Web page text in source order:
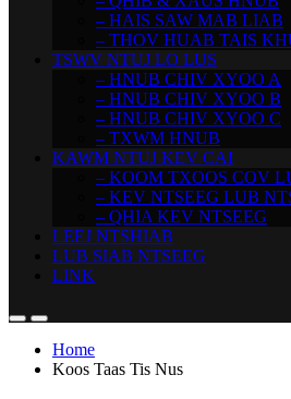
– HAIS SAW MAB LIAB
– THOV HUAB TAIS
TSWV NTUJ LO LUS
– HNUB CHIV XYOO A
– HNUB CHIV XYOO B
– HNUB CHIV XYOO C
– TXWM HNUB
KAWM NTUJ KEV CAI
– KOOM TXOOS COV
– KEV NTSEEG LUB
– QHIA KEV NTSEEG
LEEJ NTSHIAB
LUB SIAB NTSEEG
LINK
Home
Koos Taas Tis Nus